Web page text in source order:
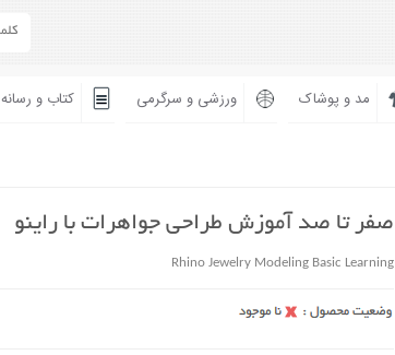
مد و پوشاک ورزشی و سرگرمی کتاب و رسانه
صفر تا صد آموزش طراحی جواهرات با راینو
Rhino Jewelry Modeling Basic Learning